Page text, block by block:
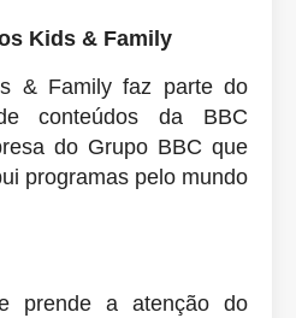
Kids & Family
& Family faz parte do
conteúdos da BBC
do Grupo BBC que
programas pelo mundo
prende a atenção do